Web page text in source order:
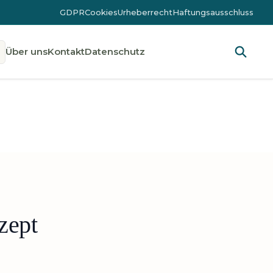
GDPRCookiesUrheberrechtHaftungsausschluss
Über unsKontaktDatenschutz